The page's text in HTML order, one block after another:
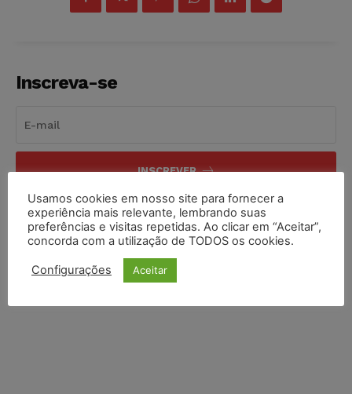
Inscreva-se
INSCREVER
Li e aceito aPolítica de Privacidade.
Usamos cookies em nosso site para fornecer a
experiência mais relevante, lembrando suas
preferências e visitas repetidas. Ao clicar em “Aceitar”,
concorda com a utilização de TODOS os cookies.
Configurações Aceitar